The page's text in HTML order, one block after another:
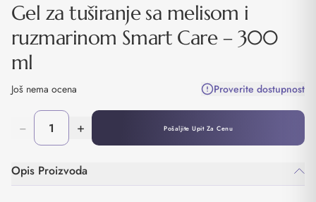
Gel za tuširanje sa melisom i
ruzmarinom Smart Care – 300
ml
Još nema ocena Proverite dostupnost
− + Pošaljite Upit Za Cenu
Opis Proizvoda